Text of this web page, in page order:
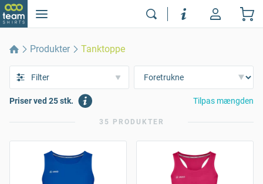
Produkter Tanktoppe
Filter
Priser ved 25 stk. Tilpas mængden
35 PRODUKTER